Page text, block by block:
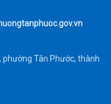
phường Tân Phước, thành